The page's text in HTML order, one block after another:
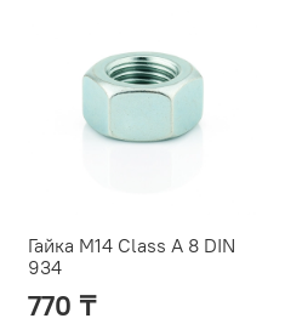
Гайка М14 Class A 8 DIN
934
770 ₸